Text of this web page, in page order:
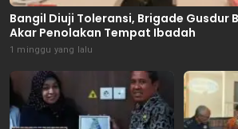
Bangil Diuji Toleransi, Brigade Gusdur
Akar Penolakan Tempat Ibadah
1 minggu yang lalu